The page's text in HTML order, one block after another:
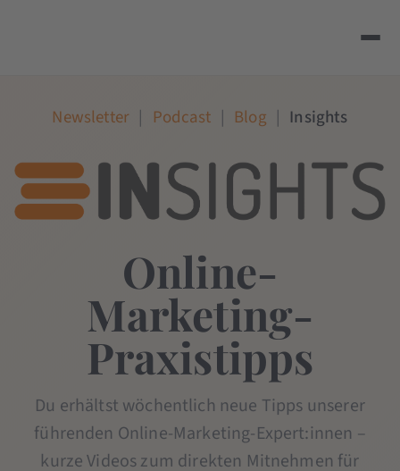
Newsletter | Podcast | Blog | Insights
Online-
Marketing-
Praxistipps
Du erhältst wöchentlich neue Tipps unserer
führenden Online-Marketing-Expert:innen –
kurze Videos zum direkten Mitnehmen für